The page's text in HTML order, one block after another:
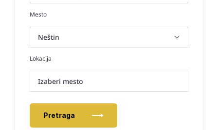
Mesto
Lokacija
Izaberi mesto
Pretraga